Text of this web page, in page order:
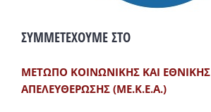
ΣΥΜΜΕΤΕΧΟΥΜΕ ΣΤΟ
ΜΕΤΩΠΟ ΚΟΙΝΩΝΙΚΗΣ ΚΑΙ ΕΘΝΙΚΗΣ
ΑΠΕΛΕΥΘΕΡΩΣΗΣ (ΜΕ.Κ.Ε.Α.)